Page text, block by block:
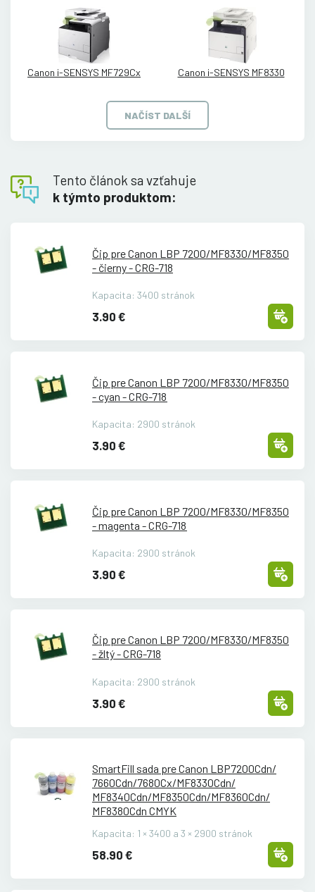
Canon i-SENSYS MF729Cx Canon i-SENSYS MF8330
NAČÍST DALŠÍ
Tento článok sa vzťahuje
k týmto produktom:
Čip pre Canon LBP 7200/MF8330/MF8350
- čierny - CRG-718
Kapacita: 3400 stránok
3.90 €
Čip pre Canon LBP 7200/MF8330/MF8350
- cyan - CRG-718
Kapacita: 2900 stránok
3.90 €
Čip pre Canon LBP 7200/MF8330/MF8350
- magenta - CRG-718
Kapacita: 2900 stránok
3.90 €
Čip pre Canon LBP 7200/MF8330/MF8350
- žltý - CRG-718
Kapacita: 2900 stránok
3.90 €
SmartFill sada pre Canon LBP7200Cdn/
7660Cdn/7680Cx/MF8330Cdn/
MF8340Cdn/MF8350Cdn/MF8360Cdn/
MF8380Cdn CMYK
Kapacita: 1 × 3400 a 3 × 2900 stránok
58.90 €